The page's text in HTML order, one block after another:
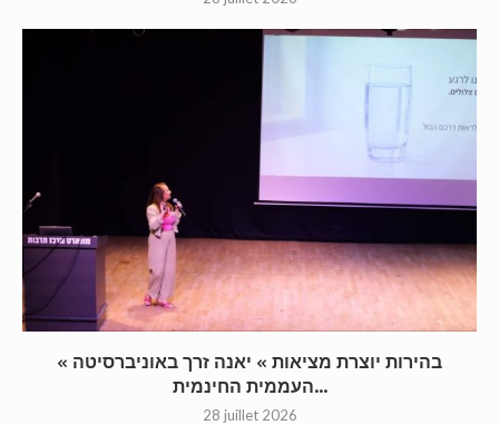
« בהירות יוצרת מציאות » יאנה זרך באוניברסיטה
העממית החינמית...
28 juillet 2026